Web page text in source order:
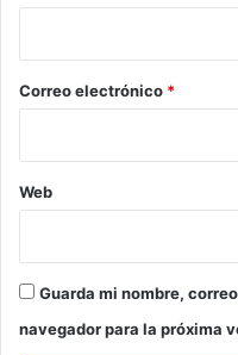
*
Correo electrónico *
Web
Guarda mi nombre,
navegador para la próxima